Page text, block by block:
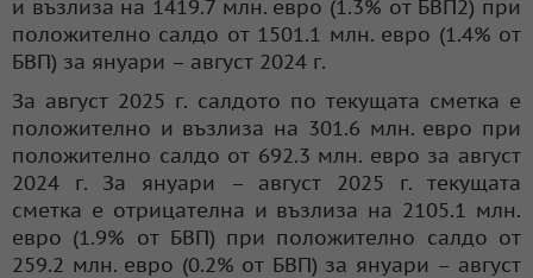
и възлиза на 1419.7 млн. евро (1.3% от БВП2) при
положително салдо от 1501.1 млн. евро (1.4% от
БВП) за януари – август 2024 г.
За август 2025 г. салдото по текущата сметка е
положително и възлиза на 301.6 млн. евро при
положително салдо от 692.3 млн. евро за август
2024 г. За януари – август 2025 г. текущата
сметка е отрицателна и възлиза на 2105.1 млн.
евро (1.9% от БВП) при положително салдо от
259.2 млн. евро (0.2% от БВП) за януари – август